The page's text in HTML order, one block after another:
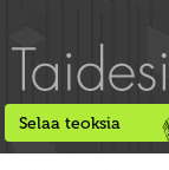
Selaa teoksia